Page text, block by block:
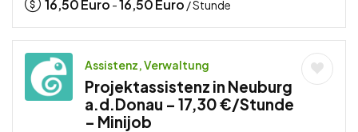
16,50Euro -16,50Euro / Stunde
Assistenz, Verwaltung
Projektassistenz in Neuburg
a.d.Donau – 17,30 €/Stunde
– Minijob